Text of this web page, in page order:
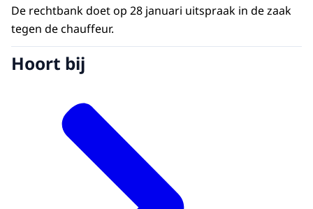
De rechtbank doet op 28 januari uitspraak in de zaak
tegen de chauffeur.
Hoort bij